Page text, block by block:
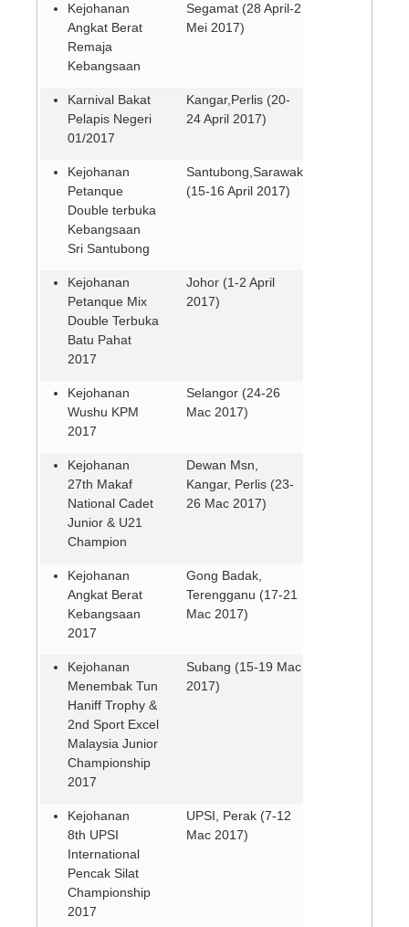
Kejohanan
Angkat Berat
Remaja
Kebangsaan
Segamat (28 April-2
Mei 2017)
Karnival Bakat
Pelapis Negeri
01/2017
Kangar,Perlis (20-
24 April 2017)
Kejohanan
Petanque
Double terbuka
Kebangsaan
Sri Santubong
Santubong,Sarawak
(15-16 April 2017)
Kejohanan
Petanque Mix
Double Terbuka
Batu Pahat
2017
Johor (1-2 April
2017)
Kejohanan
Wushu KPM
2017
Selangor (24-26
Mac 2017)
Kejohanan
27th Makaf
National Cadet
Junior & U21
Champion
Dewan Msn,
Kangar, Perlis (23-
26 Mac 2017)
Kejohanan
Angkat Berat
Kebangsaan
2017
Gong Badak,
Terengganu (17-21
Mac 2017)
Kejohanan
Menembak Tun
Haniff Trophy &
2nd Sport Excel
Malaysia Junior
Championship
2017
Subang (15-19 Mac
2017)
Kejohanan
8th UPSI
International
Pencak Silat
Championship
2017
UPSI, Perak (7-12
Mac 2017)